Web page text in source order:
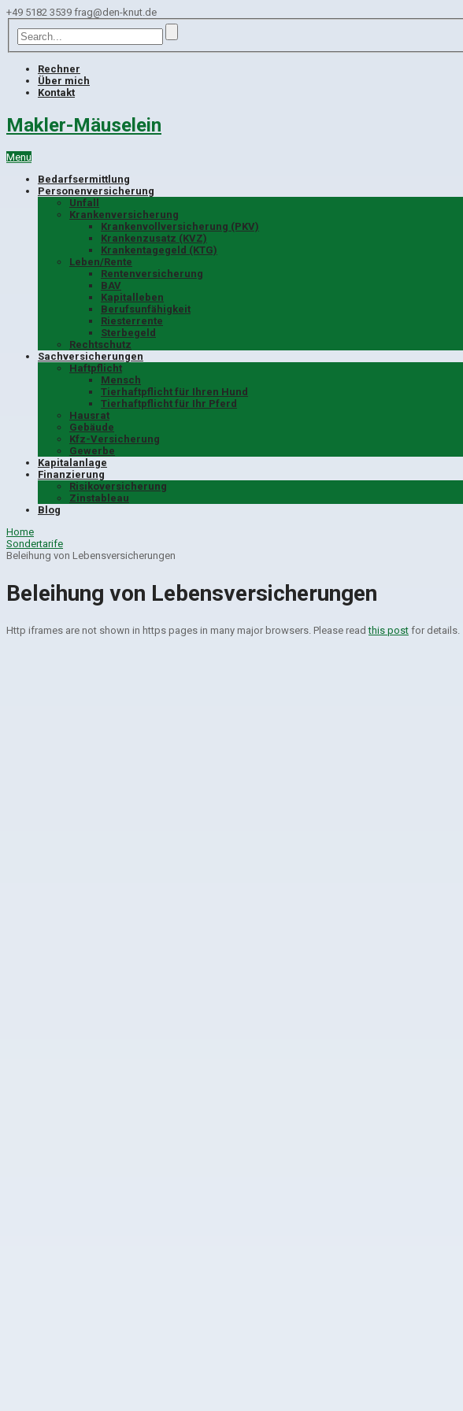
+49 5182 3539 frag@den-knut.de
Rechner
Über mich
Kontakt
Makler-Mäuselein
Menu
Bedarfsermittlung
Personenversicherung
Unfall
Krankenversicherung
Krankenvollversicherung (PKV)
Krankenzusatz (KVZ)
Krankentagegeld (KTG)
Leben/Rente
Rentenversicherung
BAV
Kapitalleben
Berufsunfähigkeit
Riesterrente
Sterbegeld
Rechtschutz
Sachversicherungen
Haftpflicht
Mensch
Tierhaftpflicht für Ihren Hund
Tierhaftpflicht für Ihr Pferd
Hausrat
Gebäude
Kfz-Versicherung
Gewerbe
Kapitalanlage
Finanzierung
Risikoversicherung
Zinstableau
Blog
Home
Sondertarife
Beleihung von Lebensversicherungen
Beleihung von Lebensversicherungen
Http iframes are not shown in https pages in many major browsers. Please readthis post for details.